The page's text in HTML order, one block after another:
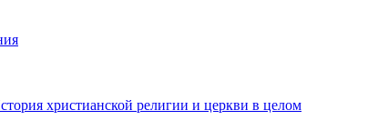
христианской религии и церкви в целом